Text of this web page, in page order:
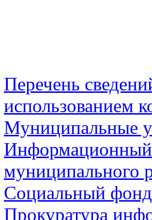
Перечень
использованием
Муниципальные
Информационный
муниципального
Социальный
Прокуратура